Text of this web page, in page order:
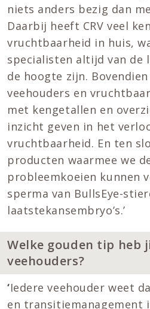
niets anders bezig dan
Daarbij heeft CRV veel
vruchtbaarheid in huis,
specialisten altijd van de
de hoogte zijn.
veehouders en
met kengetallen en
inzicht geven in het
vruchtbaarheid. En ten
producten waarmee we
probleemkoeien kunnen
sperma van BullsEye-
laatstekansembryo’s.’
Welke gouden tip heb
veehouders?
‘Iedere veehouder weet
en transitiemanagement